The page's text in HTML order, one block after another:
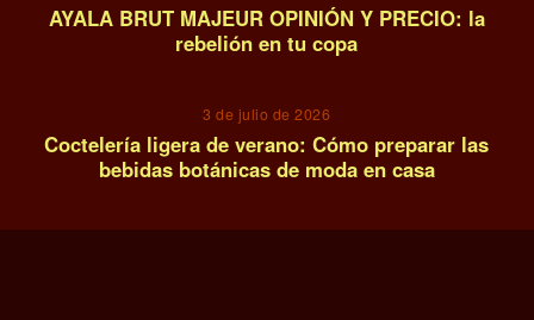
AYALA BRUT MAJEUR OPINIÓN Y PRECIO: la
rebelión en tu copa
3 de julio de 2026
Coctelería ligera de verano: Cómo preparar las
bebidas botánicas de moda en casa